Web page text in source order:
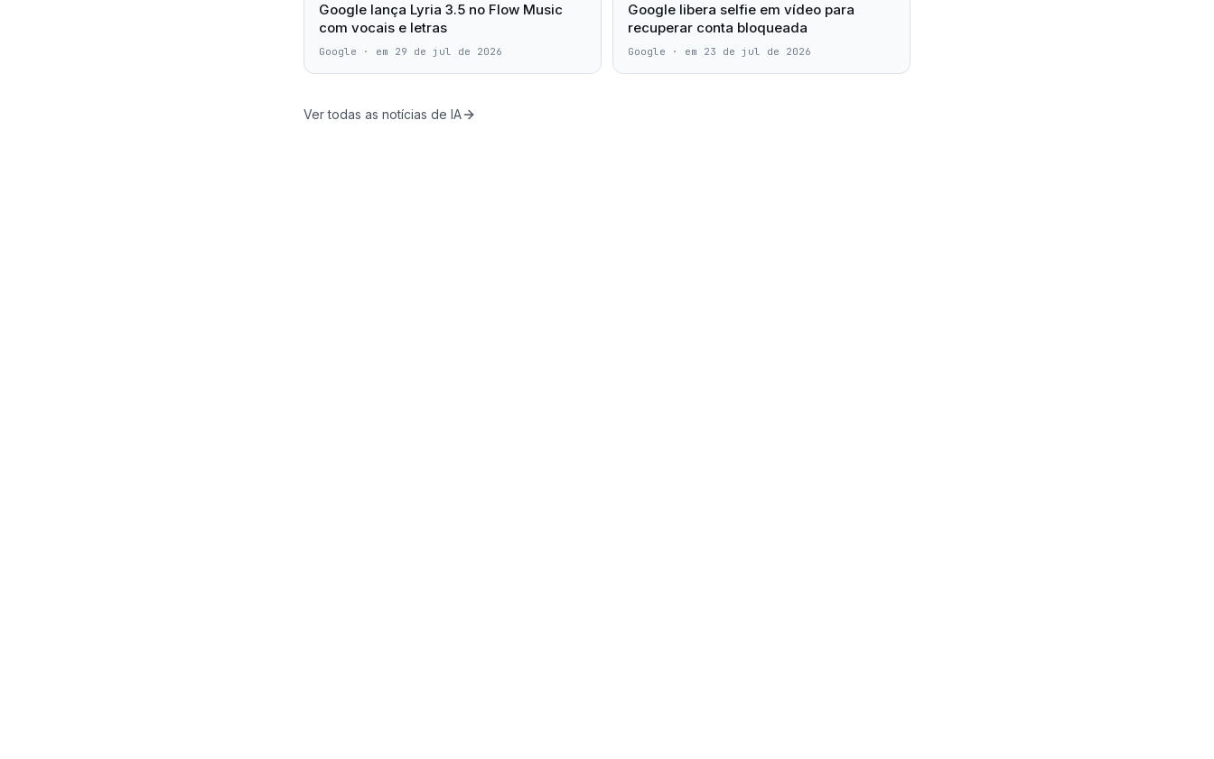
Google lança Lyria 3.5 no Flow Music
com vocais e letras
Google · em 29 de jul de 2026
Google libera selfie em vídeo para
recuperar conta bloqueada
Google · em 23 de jul de 2026
Ver todas as notícias de IA